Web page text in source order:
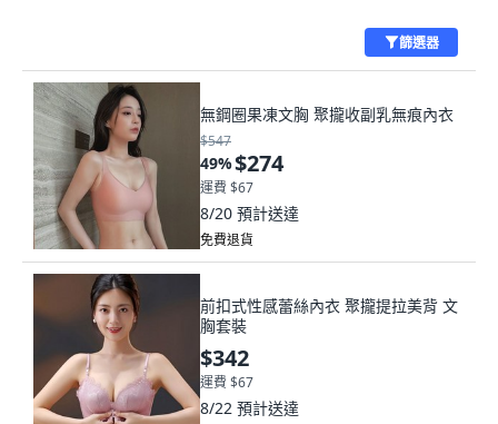
篩選器
無鋼圈果凍文胸 聚攏收副乳無痕內衣
$547
49%$274
運費 $67
8/20 預計送達
免費退貨
前扣式性感蕾絲內衣 聚攏提拉美背 文
胸套裝
$342
運費 $67
8/22 預計送達